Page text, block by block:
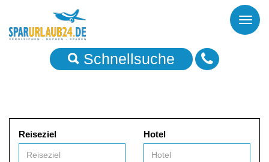
Toggle
Schnellsuche
Reiseziel Hotel